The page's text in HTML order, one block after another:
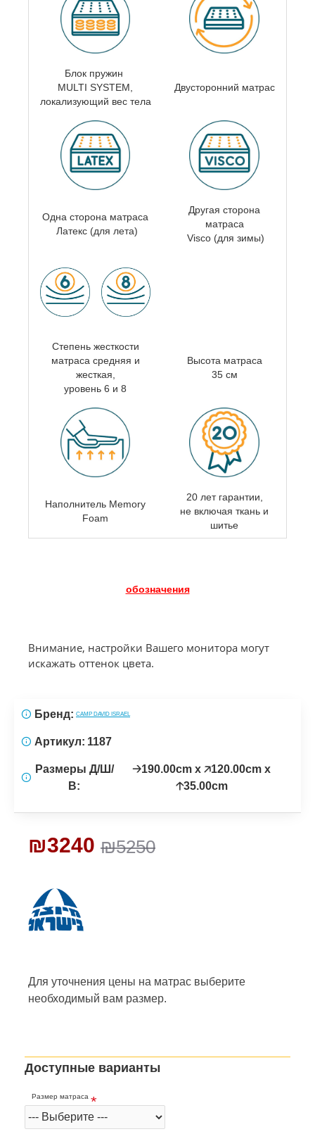
Блок пружин
MULTI SYSTEM,
локализующий вес тела
Двусторонний матрас
Одна сторона матраса
Латекс (для лета)
Другая сторона
матраса
Visco (для зимы)
Степень жесткости
матраса средняя и
жесткая,
уровень 6 и 8
Высота матраса
35 см
Наполнитель Memory
Foam
20 лет гарантии,
не включая ткань и
шитье
обозначения
Внимание, настройки Вашего монитора могут
искажать оттенок цвета.
Для уточнения цены на матрас выберите
необходимый вам размер.
₪5250
₪3240
Бренд: CAMP DAVID ISRAEL
Артикул: 1187
Размеры Д/Ш/
В:
🡢190.00cm x 🡥120.00cm x
🡡35.00cm
Доступные варианты
Размер матраса